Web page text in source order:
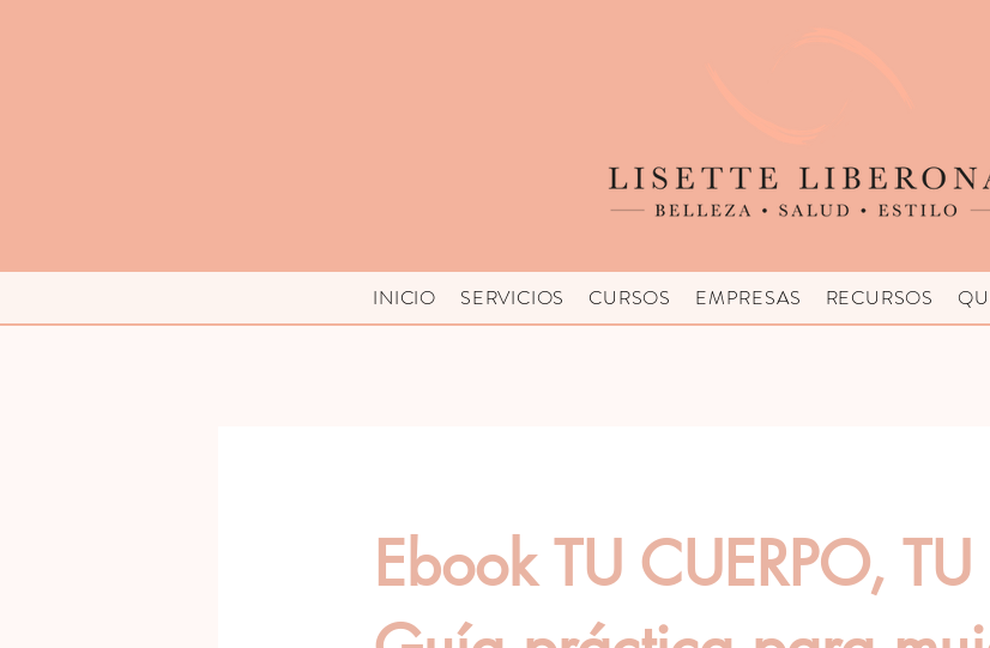
INICIO SERVICIOS CURSOS EMPRESAS RECURSOS
Ebook TU CUERPO, TU